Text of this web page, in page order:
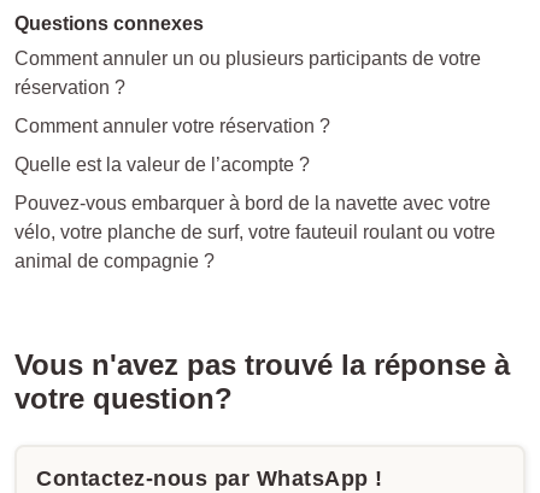
Questions connexes
Comment annuler un ou plusieurs participants de votre
réservation ?
Comment annuler votre réservation ?
Quelle est la valeur de l’acompte ?
Pouvez-vous embarquer à bord de la navette avec votre
vélo, votre planche de surf, votre fauteuil roulant ou votre
animal de compagnie ?
Vous n'avez pas trouvé la réponse à
votre question?
Contactez-nous par WhatsApp !